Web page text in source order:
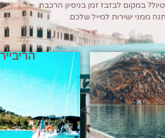
במקום לבזבז זמן בניסיון הרכבת
ממני ישירות למייל שלכם.